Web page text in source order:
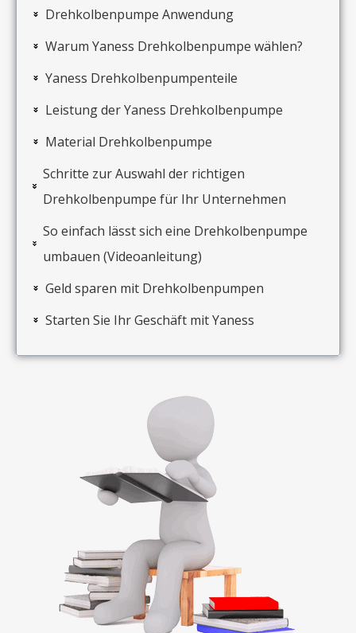
Drehkolbenpumpe Anwendung
Warum Yaness Drehkolbenpumpe wählen?
Yaness Drehkolbenpumpenteile
Leistung der Yaness Drehkolbenpumpe
Material Drehkolbenpumpe
Schritte zur Auswahl der richtigen
Drehkolbenpumpe für Ihr Unternehmen
So einfach lässt sich eine Drehkolbenpumpe
umbauen (Videoanleitung)
Geld sparen mit Drehkolbenpumpen
Starten Sie Ihr Geschäft mit Yaness